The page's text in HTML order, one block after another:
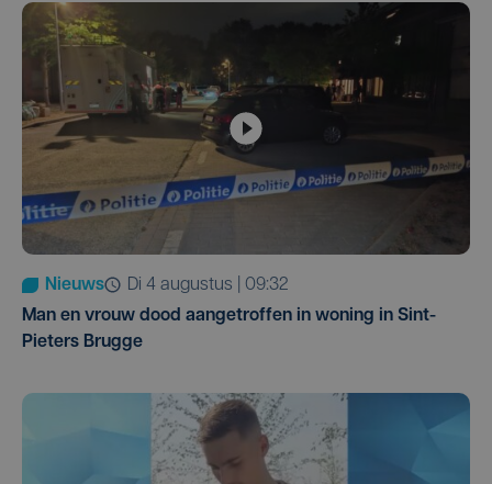
Nieuws
di 4 augustus | 09:32
Man en vrouw dood aangetroffen in woning in Sint-
Pieters Brugge